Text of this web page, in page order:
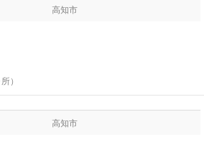
高知市
）
高知市